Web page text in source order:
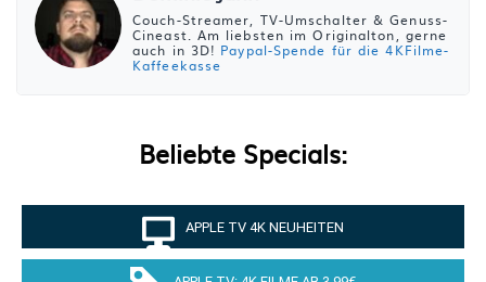
Couch-Streamer, TV-Umschalter & Genuss-
Cineast. Am liebsten im Originalton, gerne
auch in 3D! Paypal-Spende für die 4KFilme-
Kaffeekasse
Beliebte Specials:
APPLE TV 4K NEUHEITEN